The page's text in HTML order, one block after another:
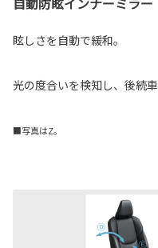
眩しさを自動で緩和。
光の度合いを検知し、後続
■写真はZ。